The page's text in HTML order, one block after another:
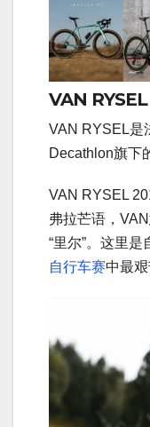
VAN RYSEL
VAN RYSEL是
Decathlon旗下
VAN RYSEL
弗拉芒语，
“里尔”。这里
自行车赛中最艰